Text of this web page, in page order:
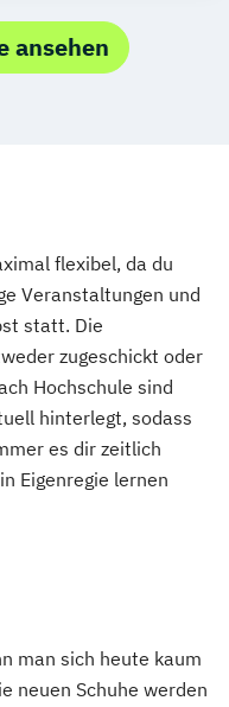
Magdeburg
Chemnitz
Marketing
ansehen
flexibel, da du
Veranstaltungen und
statt. Die
zugeschickt oder
Hochschule sind
hinterlegt, sodass
es dir zeitlich
Eigenregie lernen
man sich heute kaum
neuen Schuhe werden